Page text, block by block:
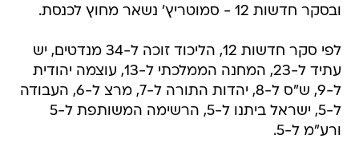
ובסקר חדשות 12 - סמוטריץ' נשאר מחוץ לכנסת.
לפי סקר חדשות 12, הליכוד זוכה ל-34 מנדטים, יש
עתיד ל-23, המחנה הממלכתי ל-13, עוצמה יהודית
ל-9, ש"ס ל-8, יהדות התורה ל-7, מרצ ל-6, העבודה
ל-5, ישראל ביתנו ל-5, הרשימה המשותפת ל-5
ורע"מ ל-5.